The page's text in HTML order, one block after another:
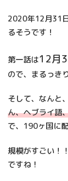
2020年12月31
るそうです！
第一話は12月
ので、まるっき
そして、なんと、
ん、ヘブライ語
で、190ヶ国に
規模がすごい！
ですね！